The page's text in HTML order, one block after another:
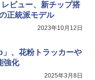
レビュー、新チップ搭
正統派モデル
2023年10月12日
、花粉トラッカーや
強化
2025年3月8日